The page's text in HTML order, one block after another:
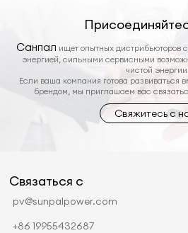
Санпал ищет опытных дистрибьюторов
энергией, сильными сервисными
чистой
Если ваша компания готова развиваться
брендом, мы приглашаем вас
Свяжитесь с
Связаться с
pv@sunpalpower.com
+86 19955432687